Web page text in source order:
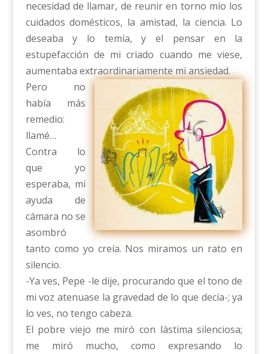
necesidad de llamar, de reunir en torno mío los
cuidados domésticos, la amistad, la ciencia. Lo
deseaba y lo temía, y el pensar en la
estupefacción de mi criado cuando me viese,
aumentaba extraordinariamente mi ansiedad.
Pero no
había más
remedio:
llamé…
Contra lo
que yo
esperaba, mi
ayuda de
cámara no se
asombró
tanto como yo creía. Nos miramos un rato en
silencio.
-Ya ves, Pepe -le dije, procurando que el tono de
mi voz atenuase la gravedad de lo que decía-; ya
lo ves, no tengo cabeza.
El pobre viejo me miró con lástima silenciosa;
me miró mucho, como expresando lo